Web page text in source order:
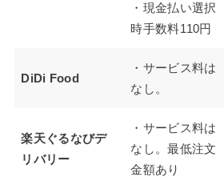
・現金払い選択
時手数料110円
DiDi Food
・サービス料は
なし。
楽天ぐるなびデ
リバリー
・サービス料は
なし。最低注文
金額あり